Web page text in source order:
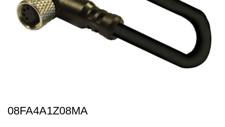
08FA4A1Z08MA